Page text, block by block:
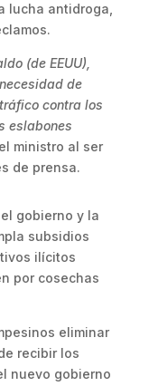
lucha antidroga,
(de EEUU),
de
contra los
eslabones
ministro al ser
de prensa.
gobierno y la
subsidios
ilícitos
por cosechas
eliminar
recibir los
nuevo gobierno